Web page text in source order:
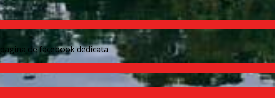
pagina de facebook dedicata